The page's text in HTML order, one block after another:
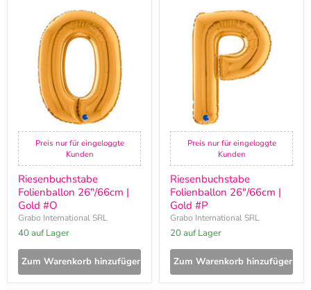
Riesenbuchstabe
Folienballon
26"/66cm
Preis nur für eingeloggte
Kunden
Riesenbuchstabe
Folienballon 26"/66cm |
Gold #O
Grabo International SRL
40 auf Lager
Zum Warenkorb hinzufügen
Riesenbuchstabe
Folienballon
26"/66cm
Preis nur für eingeloggte
Kunden
Riesenbuchstabe
Folienballon 26"/66cm |
Gold #P
Grabo International SRL
20 auf Lager
Zum Warenkorb hinzufügen